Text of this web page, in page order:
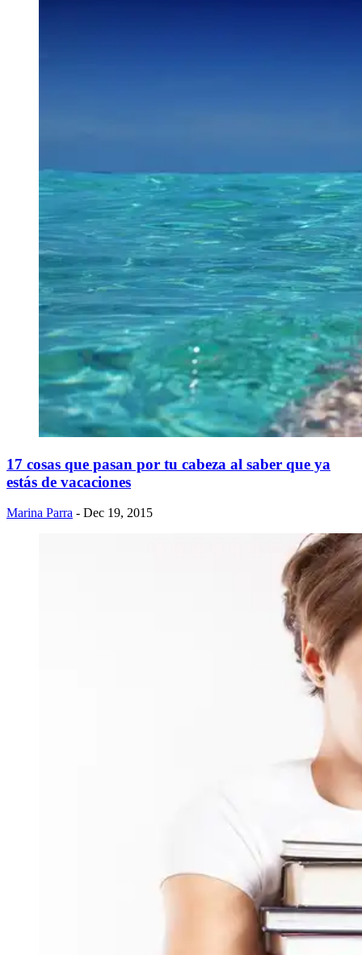
17 cosas que pasan por tu cabeza al saber que ya
estás de vacaciones
Marina Parra - Dec 19, 2015